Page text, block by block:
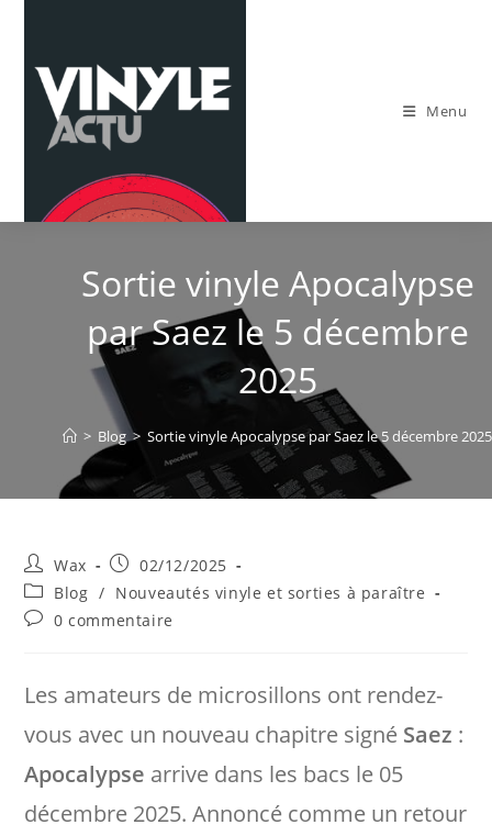
content
Menu
Sortie vinyle Apocalypse
par Saez le 5 décembre
2025
> Blog > Sortie vinyle Apocalypse par Saez le 5 décembre 2025
Auteur/autrice
de
la
publication :
Wax
Publication
publiée :
02/12/2025
Post
category:
Blog / Nouveautés vinyle et sorties à paraître
Commentaires
0 commentaire
Les amateurs de microsillons ont rendez-
vous avec un nouveau chapitre signé Saez :
Apocalypse arrive dans les bacs le 05
décembre 2025. Annoncé comme un retour